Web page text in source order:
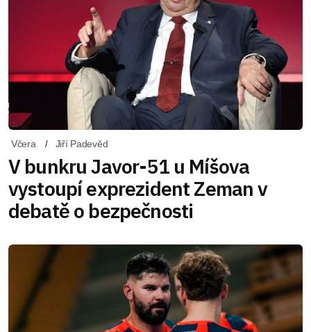
Včera Jiří Padevěd
V bunkru Javor-51 u Míšova
vystoupí exprezident Zeman v
debatě o bezpečnosti